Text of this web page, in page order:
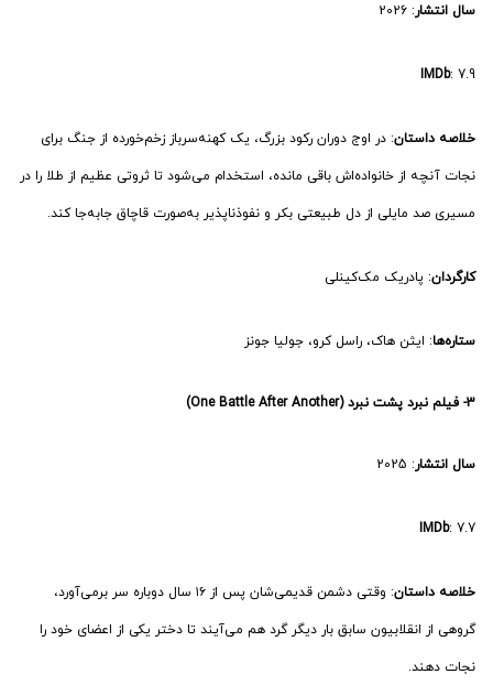
سال انتشار: 2026
IMDb: 7.9
خلاصه داستان: در اوج دوران رکود بزرگ، یک کهنه‌سرباز زخم‌خورده از جنگ برای
نجات آنچه از خانواده‌اش باقی مانده، استخدام می‌شود تا ثروتی عظیم از طلا را در
مسیری صد مایلی از دل طبیعتی بکر و نفوذناپذیر به‌صورت قاچاق جابه‌جا کند.
کارگردان: پادریک مک‌کینلی
ستاره‌ها: ایثن هاک، راسل کرو، جولیا جونز
3- فیلم نبرد پشت نبرد (One Battle After Another)
سال انتشار: 2025
IMDb: 7.7
خلاصه داستان : وقتی دشمن قدیمی‌شان پس از ۱۶ سال دوباره سر برمی‌آورد،
گروهی از انقلابیون سابق بار دیگر گرد هم می‌آیند تا دختر یکی از اعضای خود را
نجات دهند.